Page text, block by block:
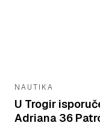
NAUTIKA
U Trogir
Adriana 36